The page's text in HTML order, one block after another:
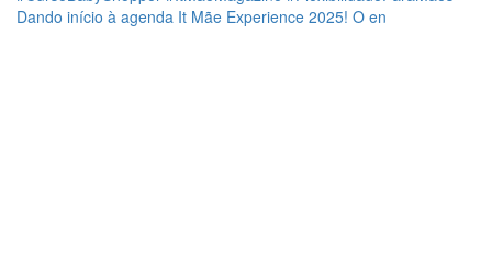
Dando início à agenda It Mãe Experience 2025! O en